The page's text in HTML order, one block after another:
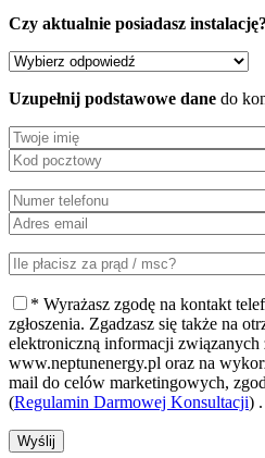
Czy aktualnie posiadasz instalację?
Uzupełnij podstawowe dane do
* Wyrażasz zgodę na kontakt
zgłoszenia. Zgadzasz się także na
elektroniczną informacji związanych
www.neptunenergy.pl oraz na
mail do celów marketingowych,
(Regulamin Darmowej Konsultacji) .
Wyślij